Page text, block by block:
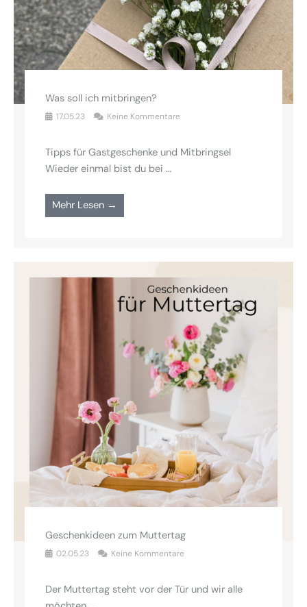
Was soll ich mitbringen?
17.05.23 Keine Kommentare
Tipps für Gastgeschenke und Mitbringsel
Wieder einmal bist du bei …
Mehr Lesen →
Geschenkideen zum Muttertag
02.05.23 Keine Kommentare
Der Muttertag steht vor der Tür und wir alle